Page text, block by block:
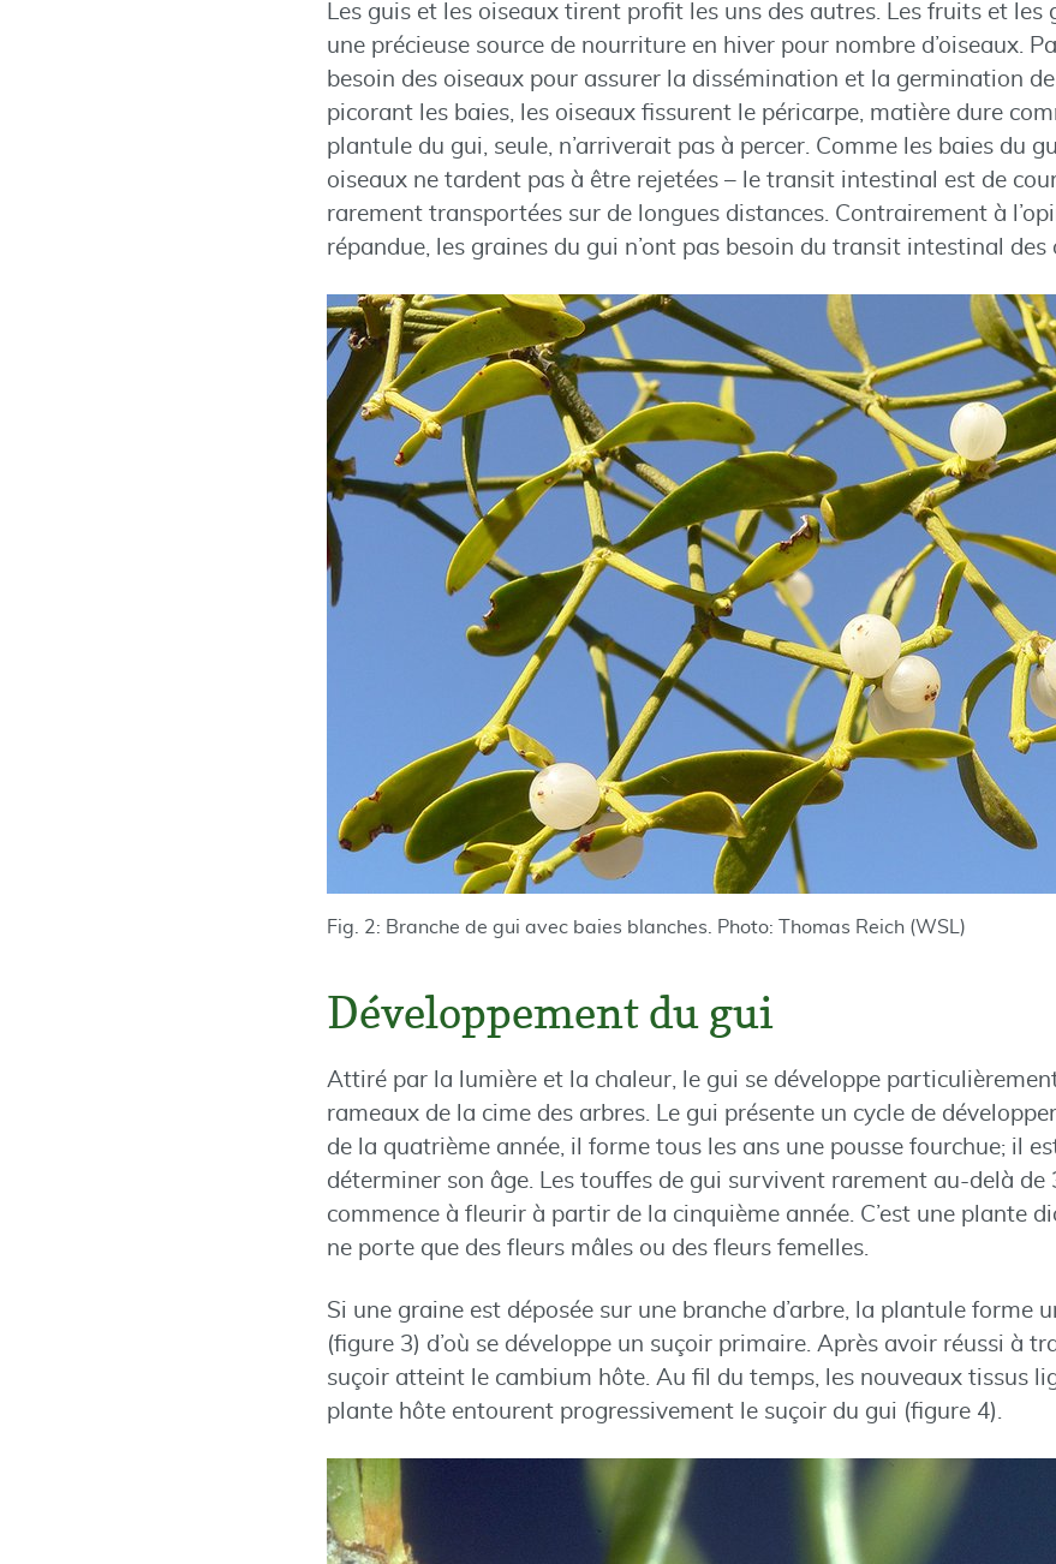
Les guis et les oiseaux tirent profit les uns des autres. Les fruits et les
une précieuse source de nourriture en hiver pour nombre d’oiseaux.
besoin des oiseaux pour assurer la dissémination et la germination de
picorant les baies, les oiseaux fissurent le péricarpe, matière dure
plantule du gui, seule, n’arriverait pas à percer. Comme les baies du
oiseaux ne tardent pas à être rejetées – le transit intestinal est de
rarement transportées sur de longues distances. Contrairement à
répandue, les graines du gui n’ont pas besoin du transit intestinal des
Fig. 2: Branche de gui avec baies blanches. Photo: Thomas Reich (WSL)
Développement du gui
Attiré par la lumière et la chaleur, le gui se développe
rameaux de la cime des arbres. Le gui présente un cycle de
de la quatrième année, il forme tous les ans une pousse fourchue; il
déterminer son âge. Les touffes de gui survivent rarement au-delà de
commence à fleurir à partir de la cinquième année. C’est une plante
ne porte que des fleurs mâles ou des fleurs femelles.
Si une graine est déposée sur une branche d’arbre, la plantule forme
(figure 3) d’où se développe un suçoir primaire. Après avoir réussi à
suçoir atteint le cambium hôte. Au fil du temps, les nouveaux tissus
plante hôte entourent progressivement le suçoir du gui (figure 4).